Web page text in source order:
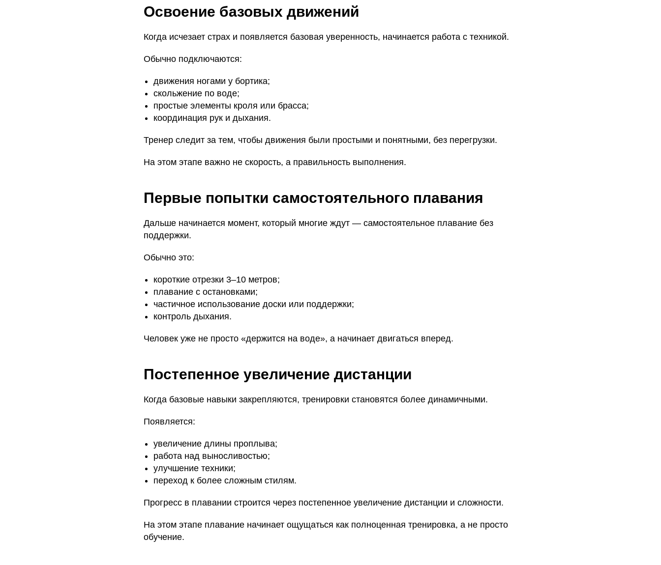
Освоение базовых движений
Когда исчезает страх и появляется базовая уверенность, начинается работа с техникой.
Обычно подключаются:
движения ногами у бортика;
скольжение по воде;
простые элементы кроля или брасса;
координация рук и дыхания.
Тренер следит за тем, чтобы движения были простыми и понятными, без перегрузки.
На этом этапе важно не скорость, а правильность выполнения.
Первые попытки самостоятельного плавания
Дальше начинается момент, который многие ждут — самостоятельное плавание без
поддержки.
Обычно это:
короткие отрезки 3–10 метров;
плавание с остановками;
частичное использование доски или поддержки;
контроль дыхания.
Человек уже не просто «держится на воде», а начинает двигаться вперед.
Постепенное увеличение дистанции
Когда базовые навыки закрепляются, тренировки становятся более динамичными.
Появляется:
увеличение длины проплыва;
работа над выносливостью;
улучшение техники;
переход к более сложным стилям.
Прогресс в плавании строится через постепенное увеличение дистанции и сложности.
На этом этапе плавание начинает ощущаться как полноценная тренировка, а не просто
обучение.